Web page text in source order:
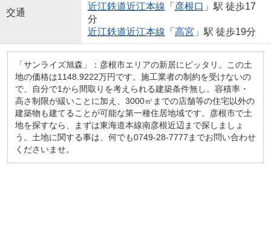
交通
近江鉄道近江本線 「 彦根口 」駅 徒歩17
分
近江鉄道近江本線 「 高宮 」駅 徒歩19分
「サンライズ旭森」：彦根市エリアの新居にピッタリ。この土
地の価格は1148.9222万円です。施工業者の制約を受けないの
で、自分で1から間取りを考えられる建築条件無し。容積率・
高さ制限が緩いことに加え、3000㎡までの店舗等の住宅以外の
建築物も建てることが可能な第一種住居地域です。彦根市で土
地を探すなら、まずは東海道本線南彦根近辺まで探しましょ
う。土地に関する事は、何でも0749-28-7777までお問い合わせ
くださいませ。